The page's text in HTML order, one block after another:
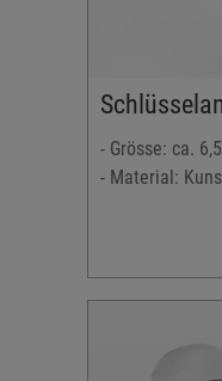
- Grösse: ca.
- Material: